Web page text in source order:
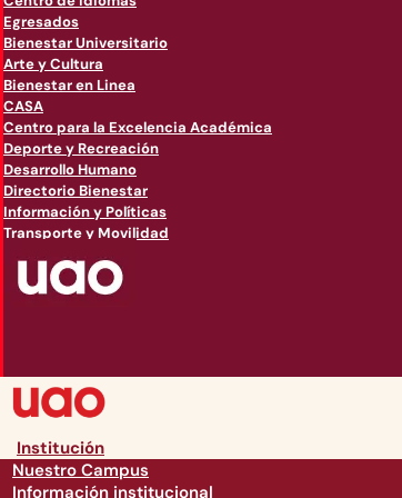
Egresados
Bienestar Universitario
Arte y Cultura
Bienestar en Linea
CASA
Centro para la Excelencia Académica
Deporte y Recreación
Desarrollo Humano
Directorio Bienestar
Información y Políticas
Transporte y Movilidad
Institución
Nuestro Campus
Información institucional